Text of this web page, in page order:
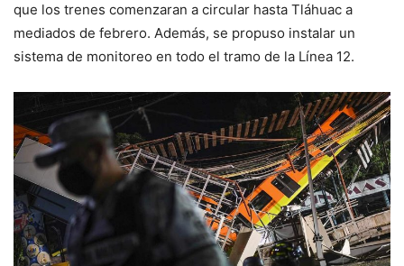
que los trenes comenzaran a circular hasta Tláhuac a
mediados de febrero. Además, se propuso instalar un
sistema de monitoreo en todo el tramo de la Línea 12.